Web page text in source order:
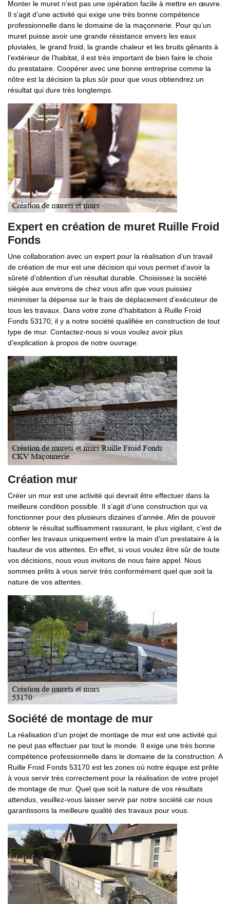
Monter le muret n’est pas une opération facile à mettre en œuvre.
Il s’agit d’une activité qui exige une très bonne compétence
professionnelle dans le domaine de la maçonnerie. Pour qu’un
muret puisse avoir une grande résistance envers les eaux
pluviales, le grand froid, la grande chaleur et les bruits gênants à
l’extérieur de l’habitat, il est très important de bien faire le choix
du prestataire. Coopérer avec une bonne entreprise comme la
nôtre est la décision la plus sûr pour que vous obtiendrez un
résultat qui dure très longtemps.
Expert en création de muret Ruille Froid
Fonds
Une collaboration avec un expert pour la réalisation d’un travail
de création de mur est une décision qui vous permet d’avoir la
sûreté d’obtention d’un résultat durable. Choisissez la société
siégée aux environs de chez vous afin que vous puissiez
minimiser la dépense sur le frais de déplacement d’exécuteur de
tous les travaux. Dans votre zone d’habitation à Ruille Froid
Fonds 53170, il y a notre société qualifiée en construction de tout
type de mur. Contactez-nous si vous voulez avoir plus
d’explication à propos de notre ouvrage.
Création mur
Créer un mur est une activité qui devrait être effectuer dans la
meilleure condition possible. Il s’agit d’une construction qui va
fonctionner pour des plusieurs dizaines d’année. Afin de pouvoir
obtenir le résultat suffisamment rassurant, le plus vigilant, c’est de
confier les travaux uniquement entre la main d’un prestataire à la
hauteur de vos attentes. En effet, si vous voulez être sûr de toute
vos décisions, nous vous invitons de nous faire appel. Nous
sommes prêts à vous servir très conformément quel que soit la
nature de vos attentes.
Société de montage de mur
La réalisation d’un projet de montage de mur est une activité qui
ne peut pas effectuer par tout le monde. Il exige une très bonne
compétence professionnelle dans le domaine de la construction. A
Ruille Froid Fonds 53170 est les zones où notre équipe est prête
à vous servir très correctement pour la réalisation de votre projet
de montage de mur. Quel que soit la nature de vos résultats
attendus, veuillez-vous laisser servir par notre société car nous
garantissons la meilleure qualité des travaux pour vous.